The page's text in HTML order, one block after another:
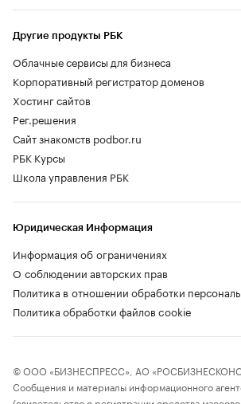
Другие продукты РБК
Облачные сервисы для бизнеса
Корпоративный регистратор доменов
Хостинг сайтов
Рег.решения
Сайт знакомств podbor.ru
РБК Курсы
Школа управления РБК
Юридическая Информация
Информация об ограничениях
О соблюдении авторских прав
Политика в отношении обработки
Политика обработки файлов cookie
© ООО «БИЗНЕСПРЕСС», АО
Сообщения и материалы информационного